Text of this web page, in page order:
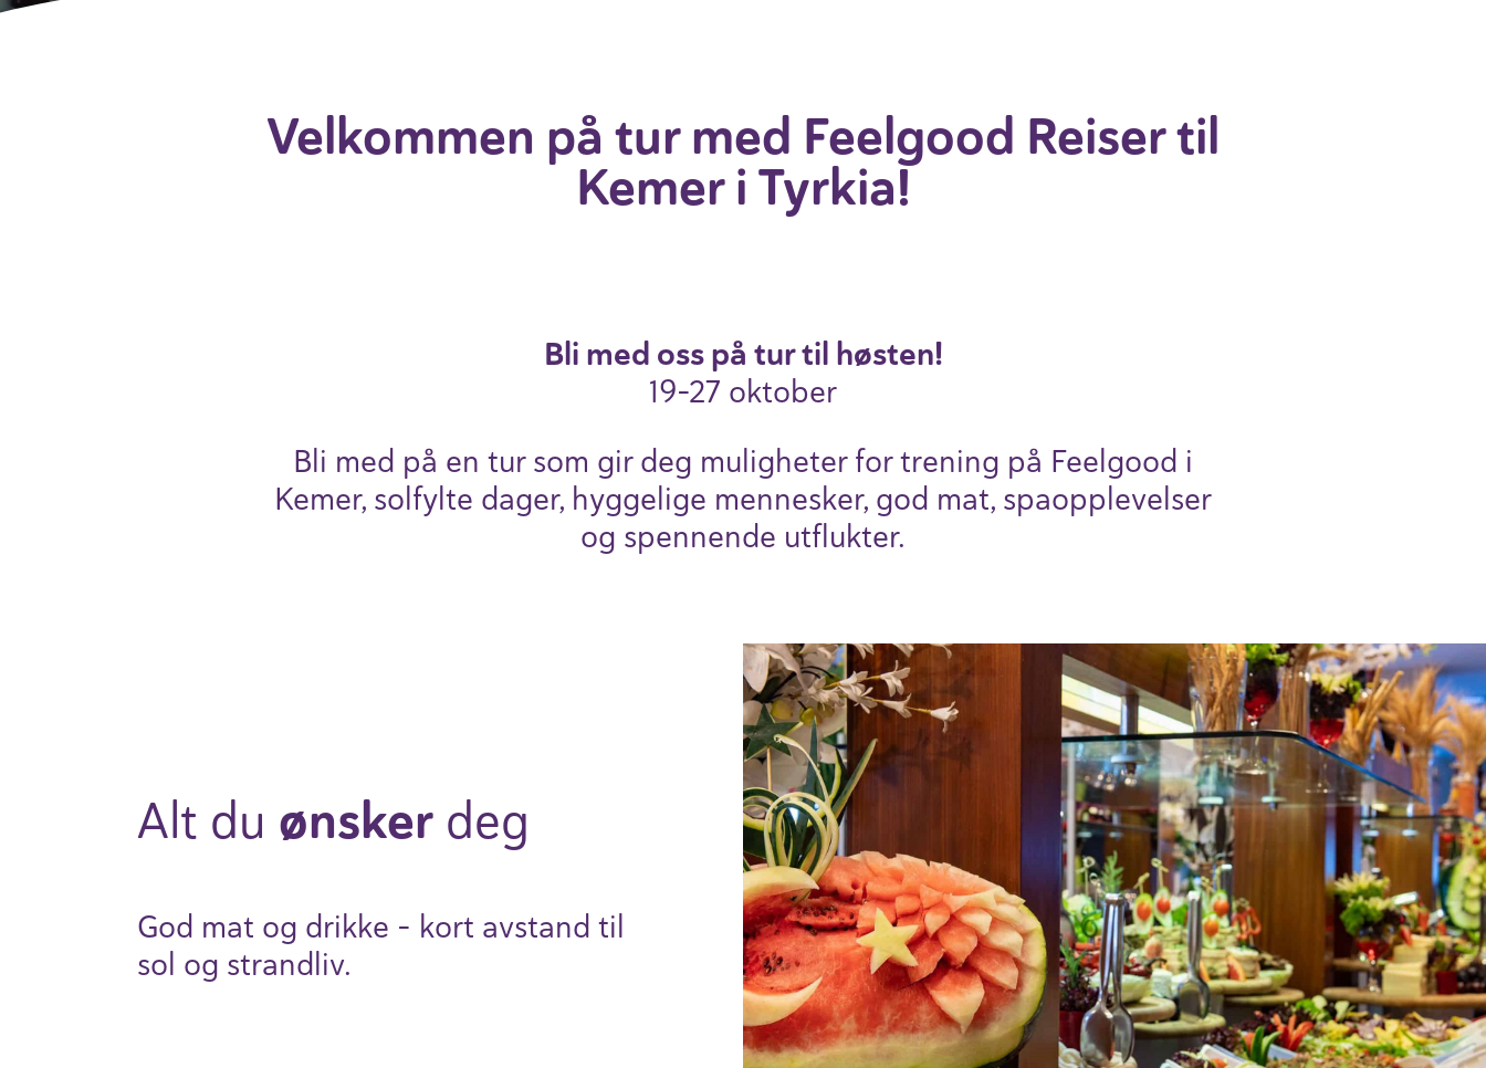
Velkommen på tur med Feelgood Reiser til
Kemer i Tyrkia!
Bli med oss på tur til høsten!
19-27 oktober
Bli med på en tur som gir deg mulig­heter for trening på Feelgood i
Kemer, solfylte dager, hygge­lige mennesker, god mat, spaopp­levelser
og spennende utflukter.
Alt du ønsker deg
God mat og drikke - kort avstand til
sol og strandliv.